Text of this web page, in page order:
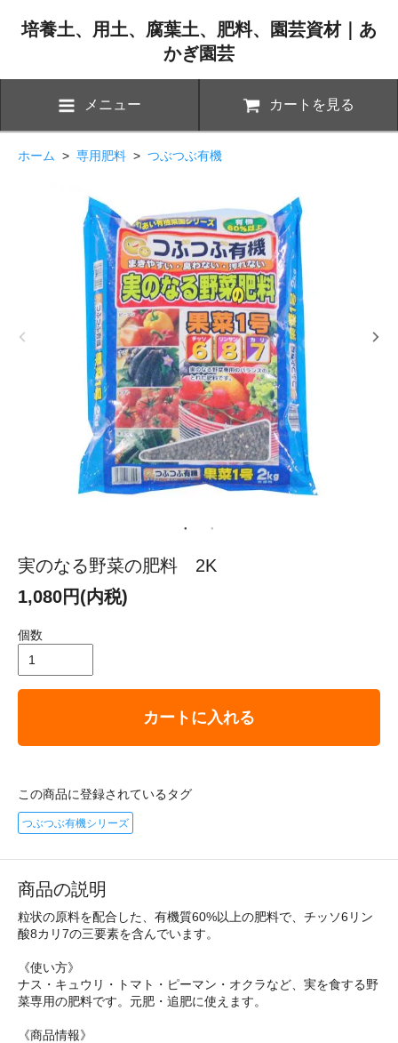
培養土、用土、腐葉土、肥料、園芸資材｜あ
かぎ園芸
メニュー カートを見る
ホーム > 専用肥料 > つぶつぶ有機
実のなる野菜の肥料 2K
1,080円(内税)
個数
カートに入れる
この商品に登録されているタグ
つぶつぶ有機シリーズ
商品の説明
粒状の原料を配合した、有機質60%以上の肥料で、チッソ6リン
酸8カリ7の三要素を含んでいます。
《使い方》
ナス・キュウリ・トマト・ピーマン・オクラなど、実を食する野
菜専用の肥料です。元肥・追肥に使えます。
《商品情報》